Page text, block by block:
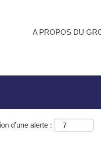
A PROPOS DU
pour "Alsip, IL".
d’une alerte :